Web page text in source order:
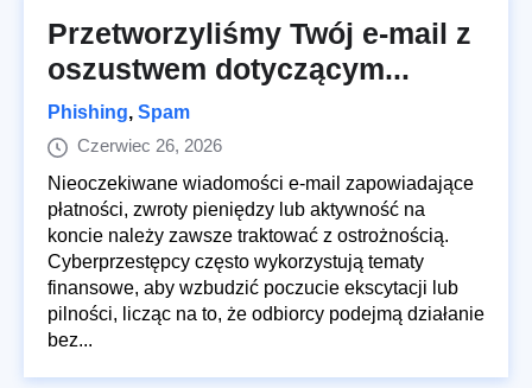
Przetworzyliśmy Twój e-mail z
oszustwem dotyczącym...
Phishing, Spam
Czerwiec 26, 2026
Nieoczekiwane wiadomości e-mail zapowiadające
płatności, zwroty pieniędzy lub aktywność na
koncie należy zawsze traktować z ostrożnością.
Cyberprzestępcy często wykorzystują tematy
finansowe, aby wzbudzić poczucie ekscytacji lub
pilności, licząc na to, że odbiorcy podejmą działanie
bez...